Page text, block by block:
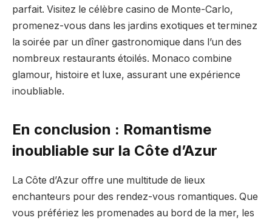
parfait. Visitez le célèbre casino de Monte-Carlo,
promenez-vous dans les jardins exotiques et terminez
la soirée par un dîner gastronomique dans l’un des
nombreux restaurants étoilés. Monaco combine
glamour, histoire et luxe, assurant une expérience
inoubliable.
En conclusion : Romantisme
inoubliable sur la Côte d’Azur
La Côte d’Azur offre une multitude de lieux
enchanteurs pour des rendez-vous romantiques. Que
vous préfériez les promenades au bord de la mer, les